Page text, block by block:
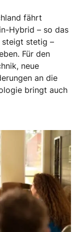
fährt
Hybrid – so das
steigt stetig –
Für den
neue
an die
bringt auch